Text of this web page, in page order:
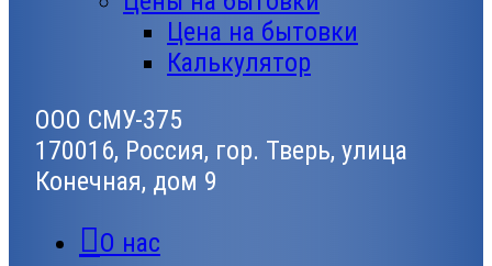
Цена на бытовки
Калькулятор
ООО СМУ-375
170016, Россия, гор. Тверь, улица
Конечная, дом 9
О нас